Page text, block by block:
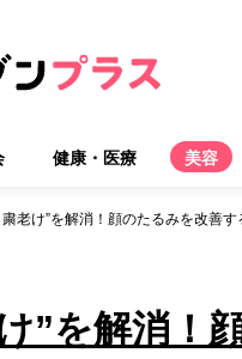
健康・医療 美容
粛老け”を解消！顔のたるみを改善
”を解消！